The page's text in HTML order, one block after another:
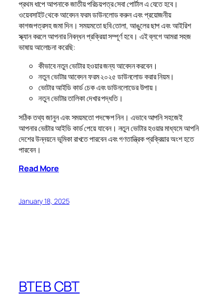
প্রথম ধাপে আপনাকে জাতীয় পরিচয়পত্র সেবা পোর্টাল এ যেতে হবে।
ওয়েবসাইট থেকে আবেদন ফরম ডাউনলোড করুন এবং প্রয়োজনীয়
কাগজপত্রসহ জমা দিন। সময়মতো ছবি তোলা, আঙুলের ছাপ এবং আইরিশ
স্ক্যান করলে আপনার নিবন্ধন প্রক্রিয়া সম্পূর্ণ হবে। এই ব্লগে আমরা সহজ
ভাষায় আলোচনা করেছি:
কীভাবে নতুন ভোটার হওয়ার জন্য আবেদন করবেন।
নতুন ভোটার আবেদন ফরম ২০২৫ ডাউনলোড করার নিয়ম।
ভোটার আইডি কার্ড চেক এবং ডাউনলোডের উপায়।
নতুন ভোটার তালিকা দেখার পদ্ধতি।
সঠিক তথ্য জানুন এবং সময়মতো পদক্ষেপ নিন। এভাবে আপনি সহজেই
আপনার ভোটার আইডি কার্ড পেয়ে যাবেন। নতুন ভোটার হওয়ার মাধ্যমে আপনি
দেশের উন্নয়নে ভূমিকা রাখতে পারবেন এবং গণতান্ত্রিক প্রক্রিয়ার অংশ হতে
পারবেন।
Read More
January 18, 2025
BTEB CBT